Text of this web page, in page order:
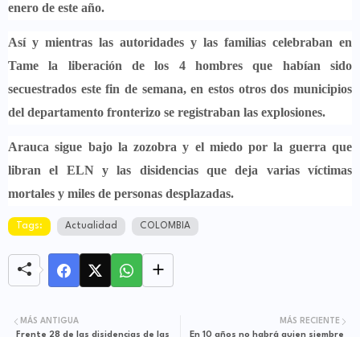
enero de este año.
Así y mientras las autoridades y las familias celebraban en
Tame la liberación de los 4 hombres que habían sido
secuestrados este fin de semana, en estos otros dos municipios
del departamento fronterizo se registraban las explosiones.
Arauca sigue bajo la zozobra y el miedo por la guerra que
libranel ELN y las disidencias que deja varias víctimas
mortales y miles de personas desplazadas.
Tags: Actualidad COLOMBIA
MÁS RECIENTE
En 10 años no habrá quien siembre
MÁS ANTIGUA
Frente 28 de las disidencias de las